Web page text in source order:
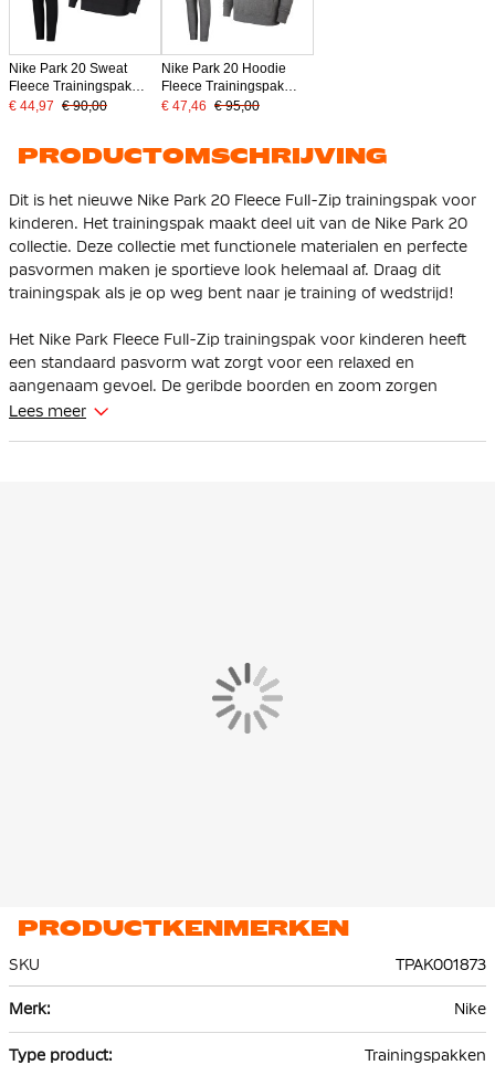
Nike Park 20 Sweat
Fleece Trainingspak
Kids Zwart
€ 44,97 € 90,00
Nike Park 20 Hoodie
Fleece Trainingspak
Kids Grijs
€ 47,46 € 95,00
PRODUCTOMSCHRIJVING
Dit is het nieuwe Nike Park 20 Fleece Full-Zip trainingspak voor
kinderen. Het trainingspak maakt deel uit van de Nike Park 20
collectie. Deze collectie met functionele materialen en perfecte
pasvormen maken je sportieve look helemaal af. Draag dit
trainingspak als je op weg bent naar je training of wedstrijd!
Het Nike Park Fleece Full-Zip trainingspak voor kinderen heeft
een standaard pasvorm wat zorgt voor een relaxed en
aangenaam gevoel. De geribde boorden en zoom zorgen
ervoor dat het vest perfect op zijn plek blijft zitten. Met de
handen warm kunt houden. De trainingsbroek is voorzien van
ritszakken waarin je veilig je benodigde spullen kunt bewaren.
Lees meer
PRODUCTKENMERKEN
SKU
TPAK001873
informatie
Nike
Trainingspakken